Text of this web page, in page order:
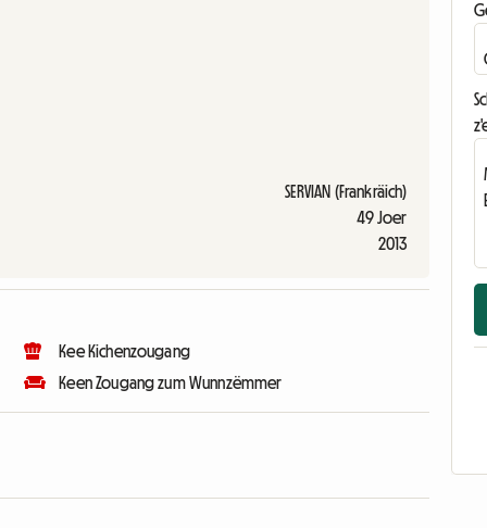
SERVIAN (Frankräich)
49 Joer
2013
Kee Kichenzougang
Keen Zougang zum Wunnzëmmer